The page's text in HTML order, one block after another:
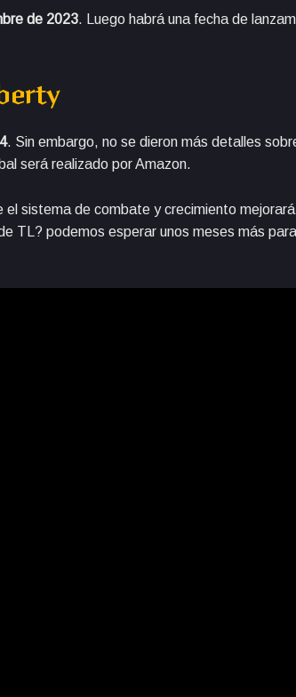
de 2023. Luego habrá una fecha de
. Sin embargo, no se dieron más detalles
será realizado por Amazon.
sistema de combate y crecimiento
TL? podemos esperar unos meses más